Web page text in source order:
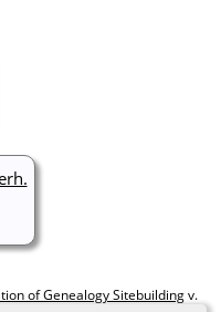
of Genealogy Sitebuildingv.